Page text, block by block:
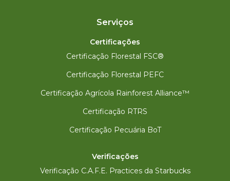
Serviços
Certificações
Certificação Florestal FSC®
Certificação Florestal PEFC
Certificação Agrícola Rainforest Alliance™
Certificação RTRS
Certificação Pecuária BoT
Verificações
Verificação C.A.F.E. Practices da Starbucks